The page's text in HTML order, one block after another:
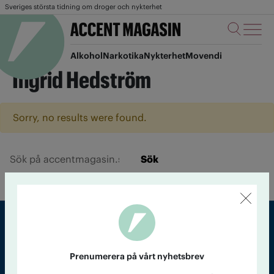
Sveriges största tidning om droger och nykterhet
AlkoholNarkotikaNykterhetMovendi
Ingrid Hedström
Sorry, no results were found.
Sök
Prenumerera på vårt nyhetsbrev